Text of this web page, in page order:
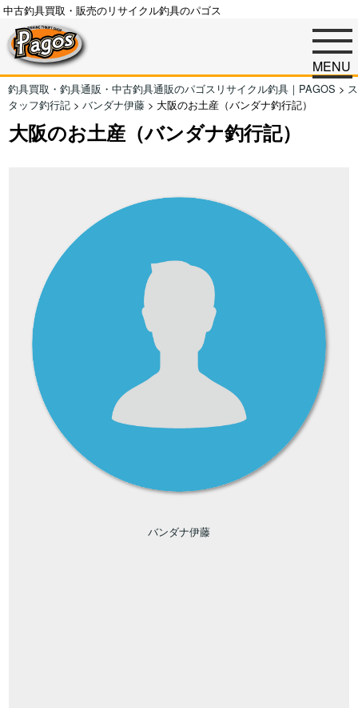
中古釣具買取・販売のリサイクル釣具のパゴス
MENU
釣具買取・釣具通販・中古釣具通販のパゴスリサイクル釣具｜PAGOS > ス
タッフ釣行記 > バンダナ伊藤 > 大阪のお土産（バンダナ釣行記）
大阪のお土産（バンダナ釣行記）
バンダナ伊藤